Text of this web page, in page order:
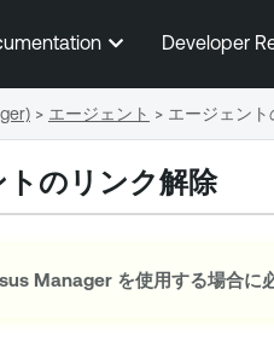
メインコ
Developer
のリンク解除
Manager を使用する場合に
> エージェント > エージェン